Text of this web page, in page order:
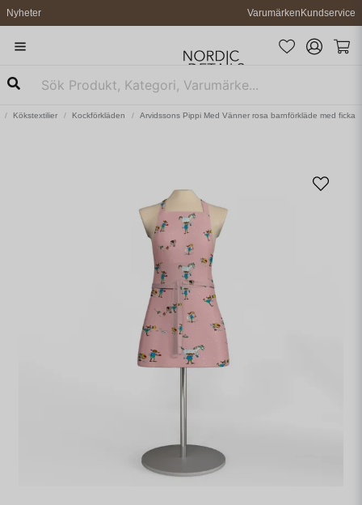
Nyheter VarumärkenKundservice
Kökstextilier Kockförkläden Arvidssons Pippi Med Vänner rosa barnförkläde med ficka